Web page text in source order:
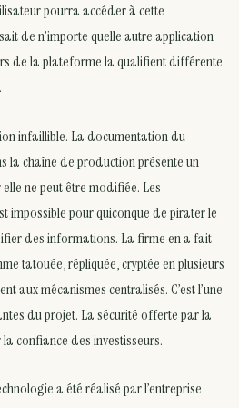
pourra accéder à cette
de n’importe quelle autre application
de la plateforme la qualifient différente
infaillible. La documentation du
la chaîne de production présente un
ne peut être modifiée. Les
impossible pour quiconque de pirater le
des informations. La firme en a fait
tatouée, répliquée, cryptée en plusieurs
aux mécanismes centralisés. C’est l’une
du projet. La sécurité offerte par la
confiance des investisseurs.
a été réalisé par l’entreprise